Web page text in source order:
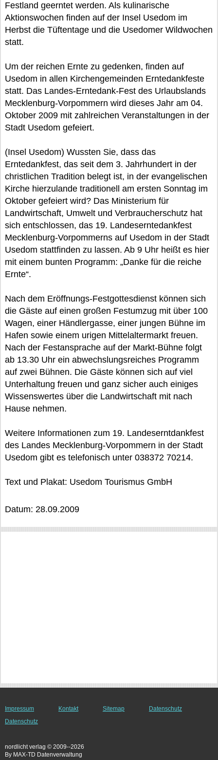
Festland geerntet werden. Als kulinarische
Aktionswochen finden auf der Insel Usedom im
Herbst die Tüftentage und die Usedomer Wildwochen
statt.
Um der reichen Ernte zu gedenken, finden auf
Usedom in allen Kirchengemeinden Erntedankfeste
statt. Das Landes-Erntedank-Fest des Urlaubslands
Mecklenburg-Vorpommern wird dieses Jahr am 04.
Oktober 2009 mit zahlreichen Veranstaltungen in der
Stadt Usedom gefeiert.
(Insel Usedom) Wussten Sie, dass das
Erntedankfest, das seit dem 3. Jahrhundert in der
christlichen Tradition belegt ist, in der evangelischen
Kirche hierzulande traditionell am ersten Sonntag im
Oktober gefeiert wird? Das Ministerium für
Landwirtschaft, Umwelt und Verbraucherschutz hat
sich entschlossen, das 19. Landeserntedankfest
Mecklenburg-Vorpommerns auf Usedom in der Stadt
Usedom stattfinden zu lassen. Ab 9 Uhr heißt es hier
mit einem bunten Programm: „Danke für die reiche
Ernte“.
Nach dem Eröffnungs-Festgottesdienst können sich
die Gäste auf einen großen Festumzug mit über 100
Wagen, einer Händlergasse, einer jungen Bühne im
Hafen sowie einem urigen Mittelaltermarkt freuen.
Nach der Festansprache auf der Markt-Bühne folgt
ab 13.30 Uhr ein abwechslungsreiches Programm
auf zwei Bühnen. Die Gäste können sich auf viel
Unterhaltung freuen und ganz sicher auch einiges
Wissenswertes über die Landwirtschaft mit nach
Hause nehmen.
Weitere Informationen zum 19. Landeserntdankfest
des Landes Mecklenburg-Vorpommern in der Stadt
Usedom gibt es telefonisch unter 038372 70214.
Text und Plakat: Usedom Tourismus GmbH
Datum: 28.09.2009
Impressum Kontakt Sitemap
Datenschutz
Datenschutz
nordlicht verlag © 2009--2026
By MAX-TD Datenverwaltung